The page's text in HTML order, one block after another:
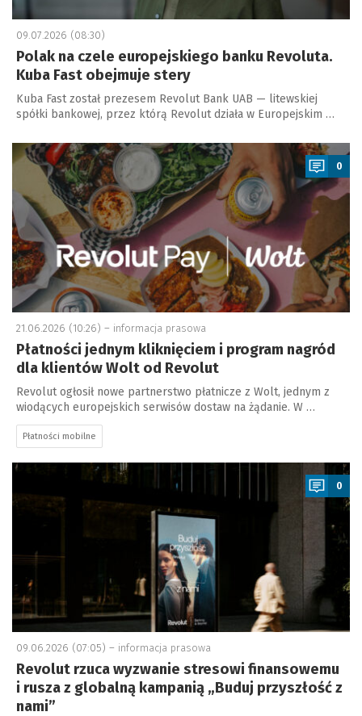
09.07.2026 (08:30)
Polak na czele europejskiego banku Revoluta.
Kuba Fast obejmuje stery
Kuba Fast został prezesem Revolut Bank UAB — litewskiej
spółki bankowej, przez którą Revolut działa w Europejskim …
a
0
21.06.2026 (10:26) – informacja prasowa
Płatności jednym kliknięciem i program nagród
dla klientów Wolt od Revolut
Revolut ogłosił nowe partnerstwo płatnicze z Wolt, jednym z
wiodących europejskich serwisów dostaw na żądanie. W …
Płatności mobilne
a
0
09.06.2026 (07:05) – informacja prasowa
Revolut rzuca wyzwanie stresowi finansowemu
i rusza z globalną kampanią „Buduj przyszłość z
nami”